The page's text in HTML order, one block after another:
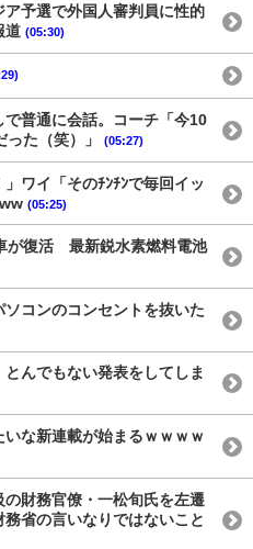
予選で外国人審判員に性的
道 (05:30)
普通に会話。コーチ「今10
た（笑）」
(05:27)
ワイ「そのﾁﾝﾁﾝで毎回イッ
(05:25)
が復活 最新鋭水素燃料電池
コンのコンセントを抜いた
とんでもない発表をしてしま
な新連載が始まるｗｗｗｗ
の財務官僚・一松旬氏を左遷
務省の言いなりではないこと